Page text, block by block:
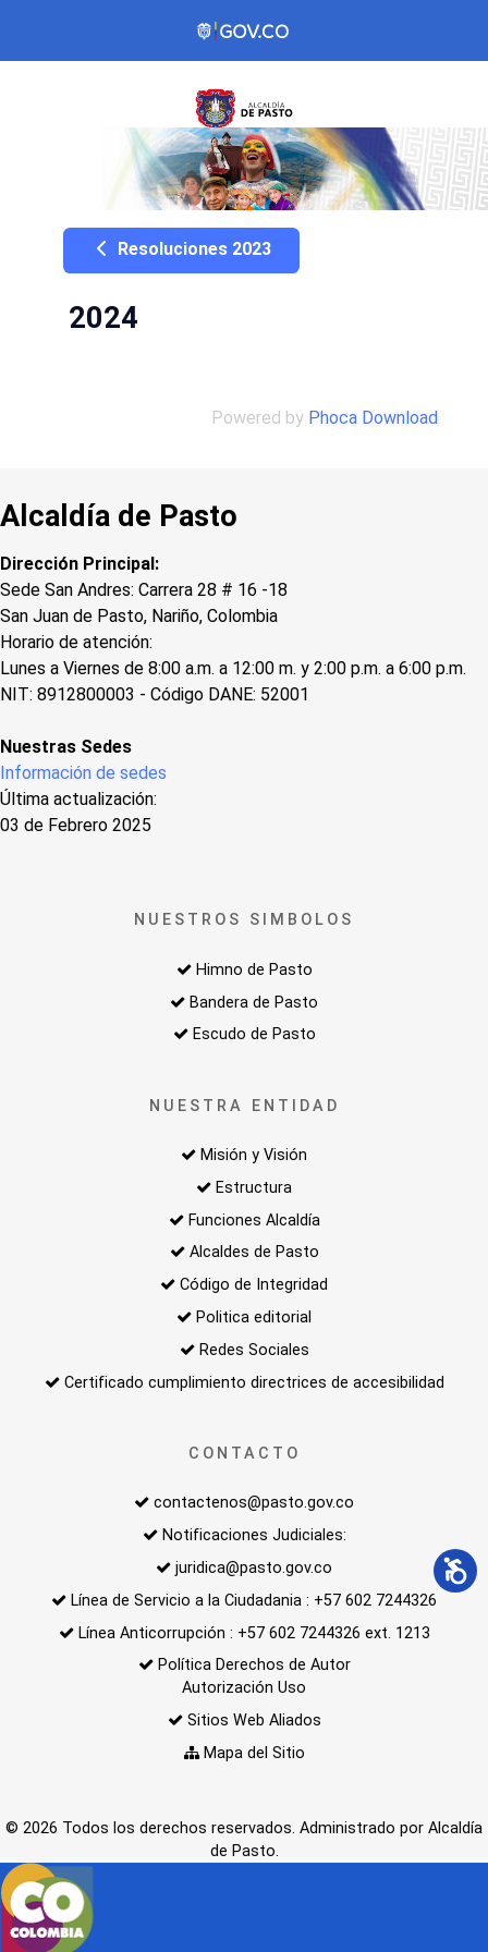
Resoluciones 2023
2024
Powered by Phoca Download
Alcaldía de Pasto
Dirección Principal:
Sede San Andres: Carrera 28 # 16 -18
San Juan de Pasto, Nariño, Colombia
Horario de atención:
Lunes a Viernes de 8:00 a.m. a 12:00 m. y 2:00 p.m. a 6:00 p.m.
NIT: 8912800003 - Código DANE: 52001
Nuestras Sedes
Información de sedes
Última actualización:
03 de Febrero 2025
NUESTROS SIMBOLOS
Himno de Pasto
Bandera de Pasto
Escudo de Pasto
NUESTRA ENTIDAD
Misión y Visión
Estructura
Funciones Alcaldía
Alcaldes de Pasto
Código de Integridad
Politica editorial
Redes Sociales
Certificado cumplimiento directrices de accesibilidad
CONTACTO
contactenos@pasto.gov.co
Notificaciones Judiciales:
juridica@pasto.gov.co
Línea de Servicio a la Ciudadania : +57 602 7244326
Línea Anticorrupción : +57 602 7244326 ext. 1213
Política Derechos de Autor
Autorización Uso
Sitios Web Aliados
Mapa del Sitio
© 2026 Todos los derechos reservados. Administrado por Alcaldía
de Pasto.